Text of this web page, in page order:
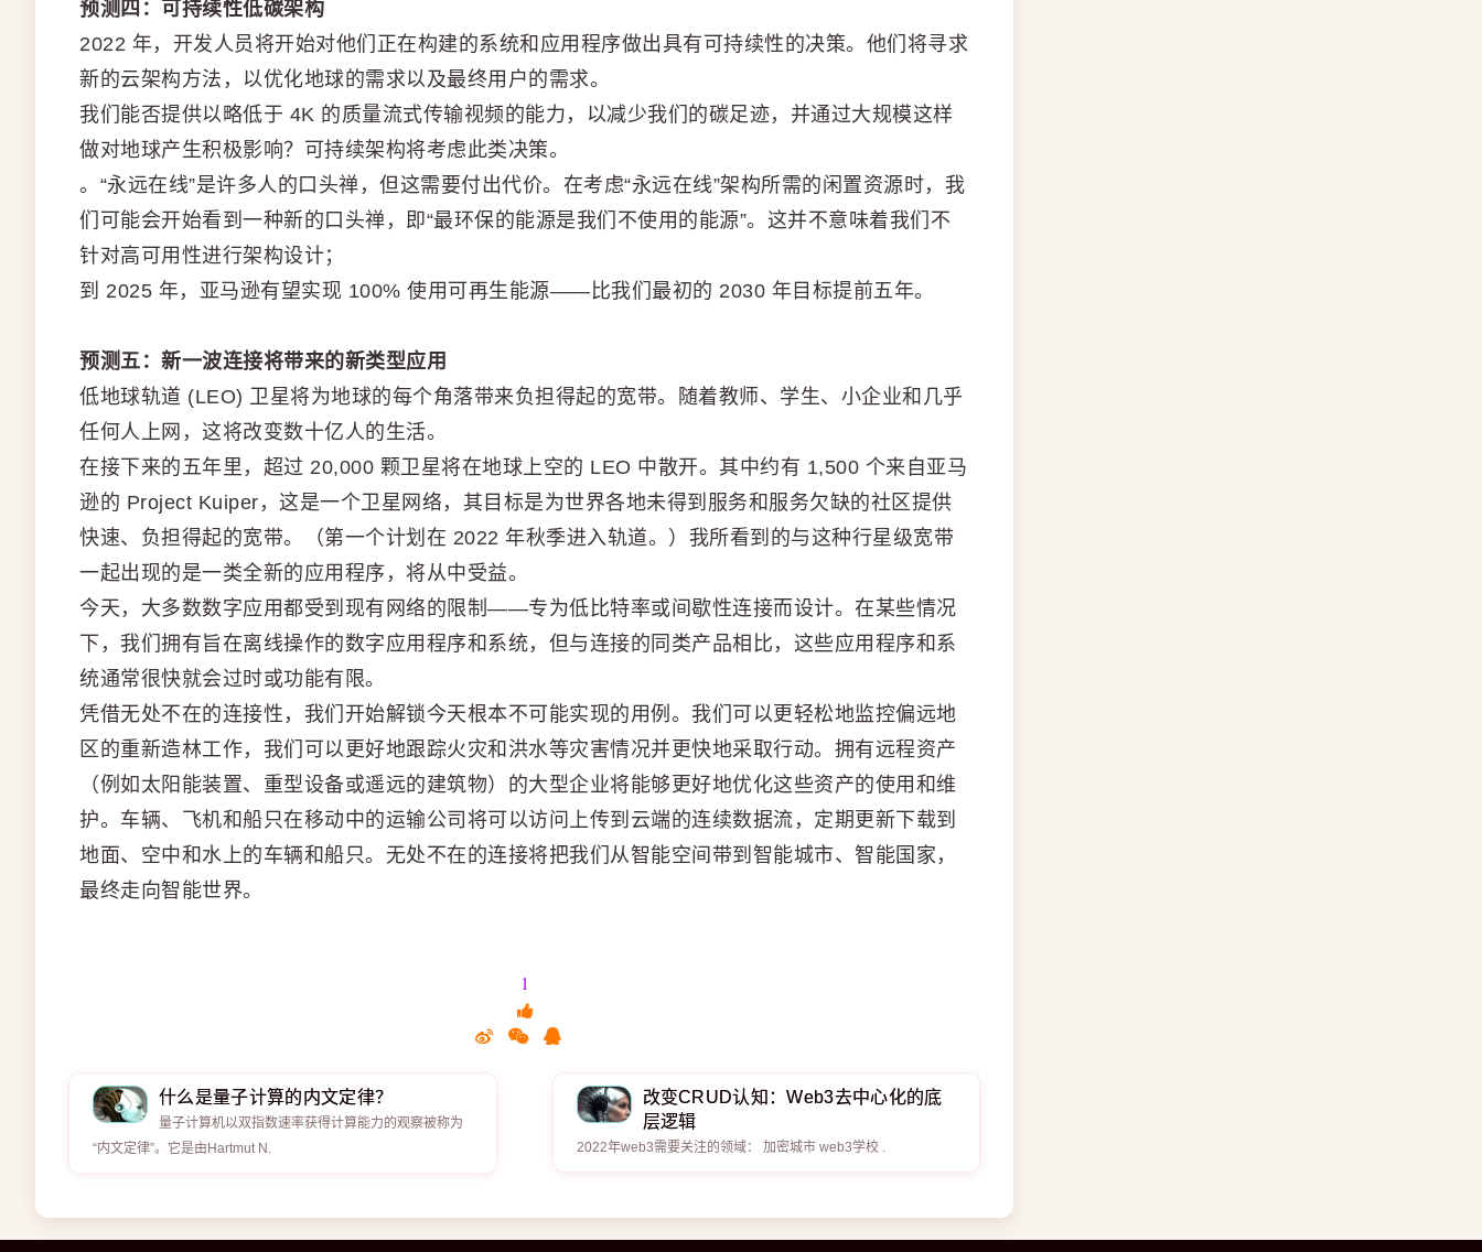
预测四：可持续性低碳架构
2022 年，开发人员将开始对他们正在构建的系统和应用程序做出具有可持续性的决策。他们将寻求
新的云架构方法，以优化地球的需求以及最终用户的需求。
我们能否提供以略低于 4K 的质量流式传输视频的能力，以减少我们的碳足迹，并通过大规模这样
做对地球产生积极影响？可持续架构将考虑此类决策。
。“永远在线”是许多人的口头禅，但这需要付出代价。在考虑“永远在线”架构所需的闲置资源时，我
们可能会开始看到一种新的口头禅，即“最环保的能源是我们不使用的能源”。这并不意味着我们不
针对高可用性进行架构设计；
到 2025 年，亚马逊有望实现 100% 使用可再生能源——比我们最初的 2030 年目标提前五年。
预测五：新一波连接将带来的新类型应用
低地球轨道 (LEO) 卫星将为地球的每个角落带来负担得起的宽带。随着教师、学生、小企业和几乎
任何人上网，这将改变数十亿人的生活。
在接下来的五年里，超过 20,000 颗卫星将在地球上空的 LEO 中散开。其中约有 1,500 个来自亚马
逊的 Project Kuiper，这是一个卫星网络，其目标是为世界各地未得到服务和服务欠缺的社区提供
快速、负担得起的宽带。（第一个计划在 2022 年秋季进入轨道。）我所看到的与这种行星级宽带
一起出现的是一类全新的应用程序，将从中受益。
今天，大多数数字应用都受到现有网络的限制——专为低比特率或间歇性连接而设计。在某些情况
下，我们拥有旨在离线操作的数字应用程序和系统，但与连接的同类产品相比，这些应用程序和系
统通常很快就会过时或功能有限。
凭借无处不在的连接性，我们开始解锁今天根本不可能实现的用例。我们可以更轻松地监控偏远地
区的重新造林工作，我们可以更好地跟踪火灾和洪水等灾害情况并更快地采取行动。拥有远程资产
（例如太阳能装置、重型设备或遥远的建筑物）的大型企业将能够更好地优化这些资产的使用和维
护。车辆、飞机和船只在移动中的运输公司将可以访问上传到云端的连续数据流，定期更新下载到
地面、空中和水上的车辆和船只。无处不在的连接将把我们从智能空间带到智能城市、智能国家，
最终走向智能世界。
1
什么是量子计算的内文定律？
量子计算机以双指数速率获得计算能力的观察被称为
“内文定律”。它是由Hartmut N.
改变CRUD认知：Web3去中心化的底
层逻辑
2022年web3需要关注的领域： ​​​ 加密城市 web3学校 .